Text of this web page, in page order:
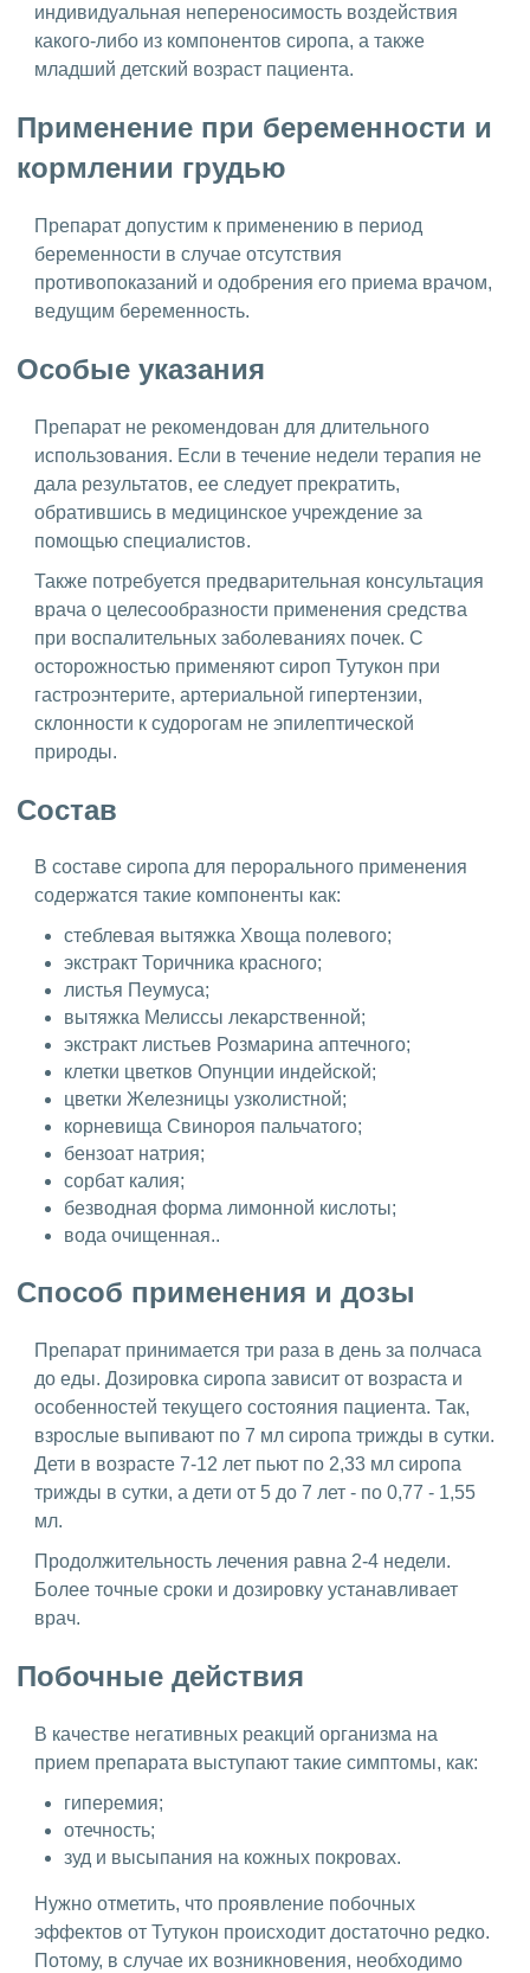
индивидуальная непереносимость воздействия
какого-либо из компонентов сиропа, а также
младший детский возраст пациента.
Применение при беременности и
кормлении грудью
Препарат допустим к применению в период
беременности в случае отсутствия
противопоказаний и одобрения его приема врачом,
ведущим беременность.
Особые указания
Препарат не рекомендован для длительного
использования. Если в течение недели терапия не
дала результатов, ее следует прекратить,
обратившись в медицинское учреждение за
помощью специалистов.
Также потребуется предварительная консультация
врача о целесообразности применения средства
при воспалительных заболеваниях почек. С
осторожностью применяют сироп Тутукон при
гастроэнтерите, артериальной гипертензии,
склонности к судорогам не эпилептической
природы.
Состав
В составе сиропа для перорального применения
содержатся такие компоненты как:
стеблевая вытяжка Хвоща полевого;
экстракт Торичника красного;
листья Пеумуса;
вытяжка Мелиссы лекарственной;
экстракт листьев Розмарина аптечного;
клетки цветков Опунции индейской;
цветки Железницы узколистной;
корневища Свинороя пальчатого;
бензоат натрия;
сорбат калия;
безводная форма лимонной кислоты;
вода очищенная..
Способ применения и дозы
Препарат принимается три раза в день за полчаса
до еды. Дозировка сиропа зависит от возраста и
особенностей текущего состояния пациента. Так,
взрослые выпивают по 7 мл сиропа трижды в сутки.
Дети в возрасте 7-12 лет пьют по 2,33 мл сиропа
трижды в сутки, а дети от 5 до 7 лет - по 0,77 - 1,55
мл.
Продолжительность лечения равна 2-4 недели.
Более точные сроки и дозировку устанавливает
врач.
Побочные действия
В качестве негативных реакций организма на
прием препарата выступают такие симптомы, как:
гиперемия;
отечность;
зуд и высыпания на кожных покровах.
Нужно отметить, что проявление побочных
эффектов от Тутукон происходит достаточно редко.
Потому, в случае их возникновения, необходимо